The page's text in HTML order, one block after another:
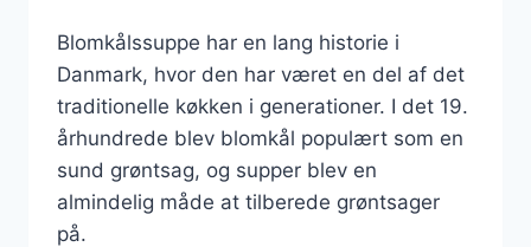
Blomkålssuppe har en lang historie i
Danmark, hvor den har været en del af det
traditionelle køkken i generationer. I det 19.
århundrede blev blomkål populært som en
sund grøntsag, og supper blev en
almindelig måde at tilberede grøntsager
på.